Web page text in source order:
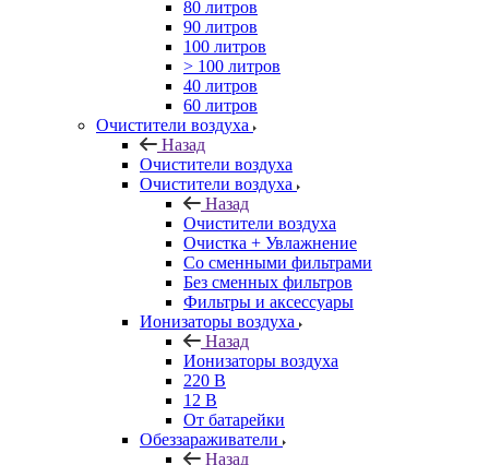
80 литров
90 литров
100 литров
> 100 литров
40 литров
60 литров
Очистители воздуха
Назад
Очистители воздуха
Очистители воздуха
Назад
Очистители воздуха
Очистка + Увлажнение
Cо сменными фильтрами
Без сменных фильтров
Фильтры и аксессуары
Ионизаторы воздуха
Назад
Ионизаторы воздуха
220 В
12 В
От батарейки
Обеззараживатели
Назад